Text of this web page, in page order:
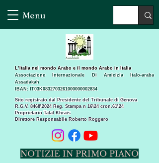
Menu
Sito registrato dal Presidente del Tribunale di Genova
R.G.V. 8468\2024 Reg. Stampa n 16\24 cron.61\24 ​
Proprietario Talal Khrais
Direttore Responsabile Roberto Roggero
L’Italia nel mondo Arabo e il mondo Arabo in Italia
Associazione Internazionale Di Amicizia Italo-araba
Assadakah
IBAN: IT03K0832703261000000002834
NOTIZIE IN PRIMO PIANO